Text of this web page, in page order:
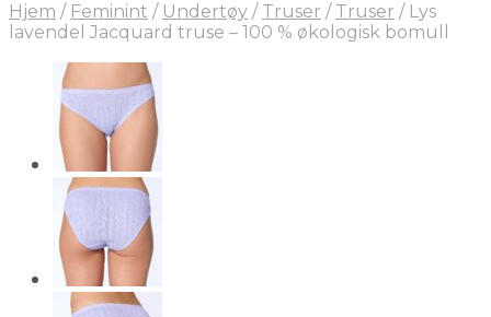
Hjem / Feminint / Undertøy / Truser / Truser /Lys
lavendel Jacquard truse – 100 % økologisk bomull